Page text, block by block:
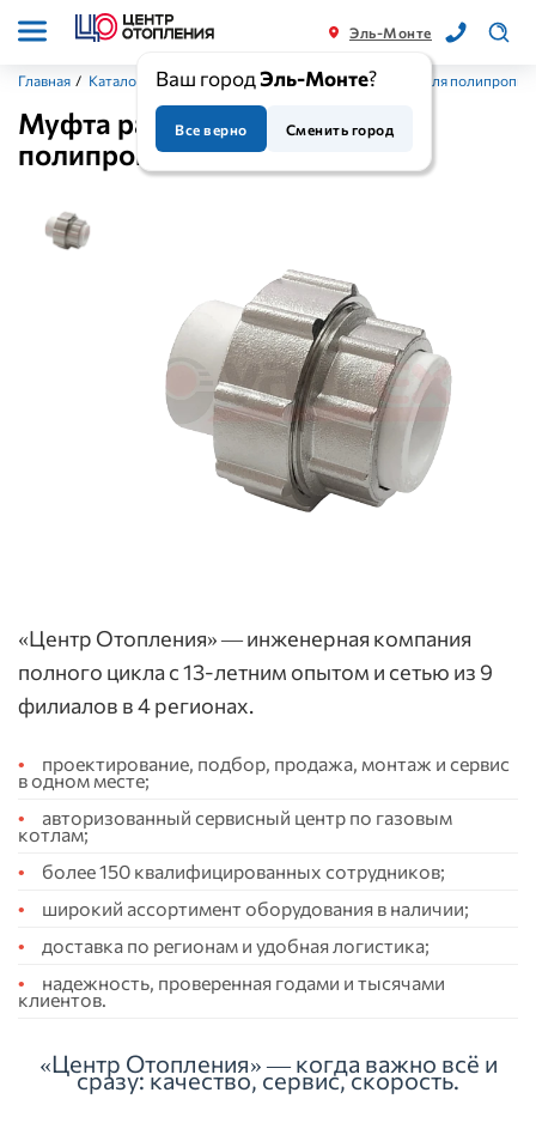
Эль-Монте
Ваш городЭль-Монте?
Все верно Сменить город
Главная / Каталог Фитинги (комплектующие) / Фитинги для
Муфта разъемная для
полипропиленовых труб
«Центр Отопления» — инженерная компания
полного цикла с 13-летним опытом и сетью из 9
филиалов в 4 регионах.
проектирование, подбор, продажа, монтаж и сервис
в одном месте;
авторизованный сервисный центр по газовым
котлам;
более 150 квалифицированных сотрудников;
широкий ассортимент оборудования в наличии;
доставка по регионам и удобная логистика;
надежность, проверенная годами и тысячами
клиентов.
«Центр Отопления» — когда важно всё и
сразу: качество, сервис, скорость.